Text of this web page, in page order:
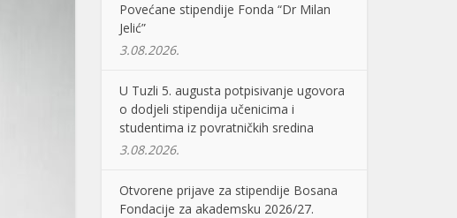
Povećane stipendije Fonda “Dr Milan
Jelić”
3.08.2026.
U Tuzli 5. augusta potpisivanje ugovora
o dodjeli stipendija učenicima i
studentima iz povratničkih sredina
3.08.2026.
Otvorene prijave za stipendije Bosana
Fondacije za akademsku 2026/27.